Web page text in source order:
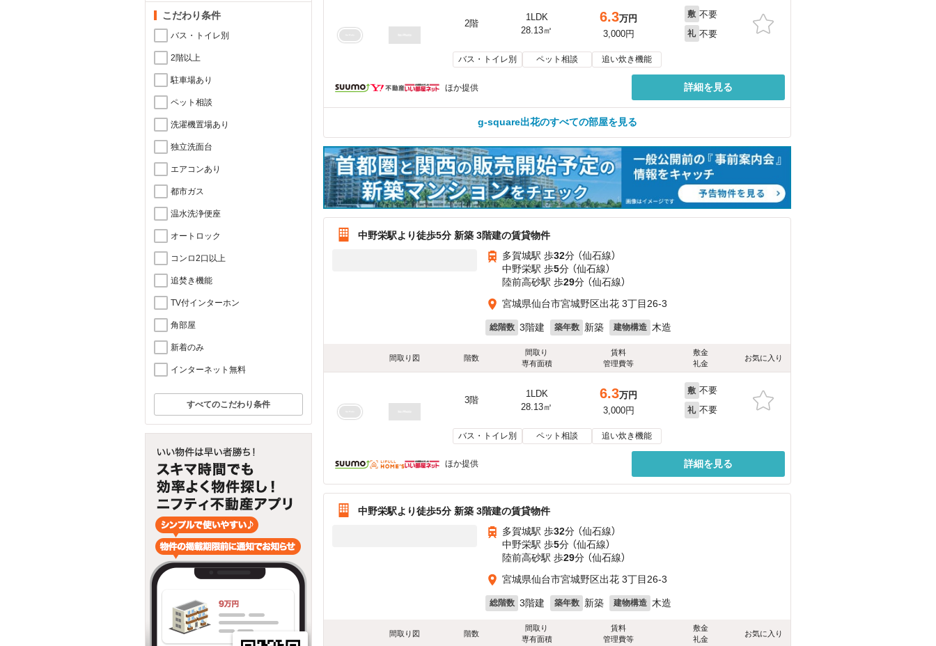
こだわり条件
バス・トイレ別
2階以上
駐車場あり
ペット相談
洗濯機置場あり
独立洗面台
エアコンあり
都市ガス
温水洗浄便座
オートロック
コンロ2口以上
追焚き機能
TV付インターホン
角部屋
新着のみ
インターネット無料
すべてのこだわり条件
2階
1LDK
28.13㎡
6.3万円
3,000円
敷 不要
礼 不要
バス・トイレ別 ペット相談 追い炊き機能
ほか提供 詳細を見る
g-square出花のすべての部屋を見る
中野栄駅より徒歩5分 新築 3階建の賃貸物件
多賀城駅 歩32分 （仙石線）
中野栄駅 歩5分 （仙石線）
陸前高砂駅 歩29分 （仙石線）
宮城県仙台市宮城野区出花 3丁目26-3
総階数 3階建 築年数 新築 建物構造 木造
間取り図 階数
間取り
専有面積
賃料
管理費等
敷金
礼金
お気に入り
3階
1LDK
28.13㎡
6.3万円
3,000円
敷 不要
礼 不要
バス・トイレ別 ペット相談 追い炊き機能
ほか提供 詳細を見る
中野栄駅より徒歩5分 新築 3階建の賃貸物件
多賀城駅 歩32分 （仙石線）
中野栄駅 歩5分 （仙石線）
陸前高砂駅 歩29分 （仙石線）
宮城県仙台市宮城野区出花 3丁目26-3
総階数 3階建 築年数 新築 建物構造 木造
間取り図 階数
間取り
専有面積
賃料
管理費等
敷金
礼金
お気に入り